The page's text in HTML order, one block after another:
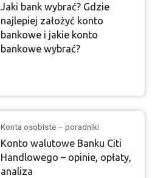
Jaki bank wybrać? Gdzie
najlepiej założyć konto
bankowe i jakie konto
bankowe wybrać?
Konta osobiste – poradniki
Konto walutowe Banku Citi
Handlowego – opinie, opłaty,
analiza